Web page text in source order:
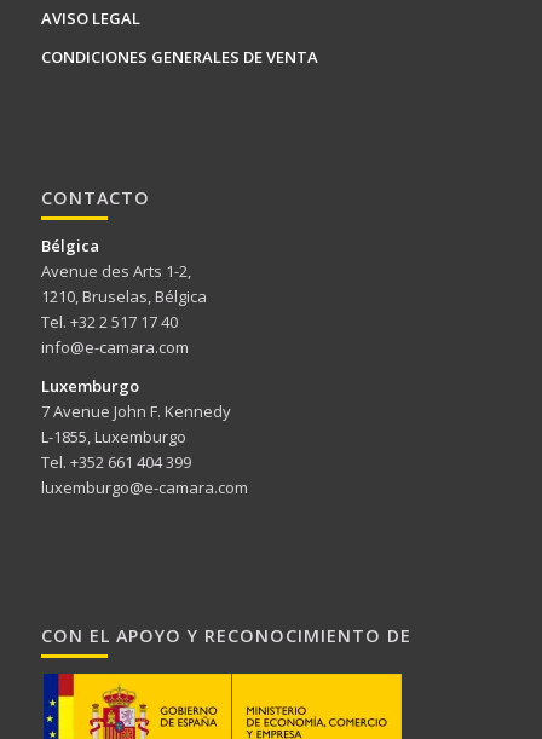
AVISO LEGAL
CONDICIONES GENERALES DE VENTA
CONTACTO
Bélgica
Avenue des Arts 1-2,
1210, Bruselas, Bélgica
Tel. +32 2 517 17 40
info@e-camara.com
Luxemburgo
7 Avenue John F. Kennedy
L-1855, Luxemburgo
Tel. +352 661 404 399
luxemburgo@e-camara.com
CON EL APOYO Y RECONOCIMIENTO DE